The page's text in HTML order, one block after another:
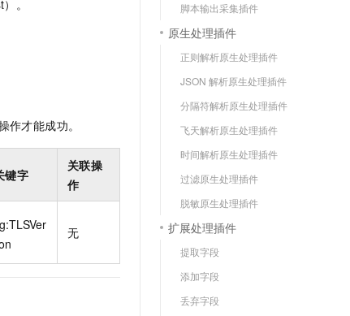
。
才能成功。
键字
关联操
作
无
脚本输出采集插件
原生处理插件
正则解析原生处理插件
JSON 解析原生处理插件
分隔符解析原生处理插件
飞天解析原生处理插件
时间解析原生处理插件
过滤原生处理插件
脱敏原生处理插件
扩展处理插件
提取字段
添加字段
丢弃字段